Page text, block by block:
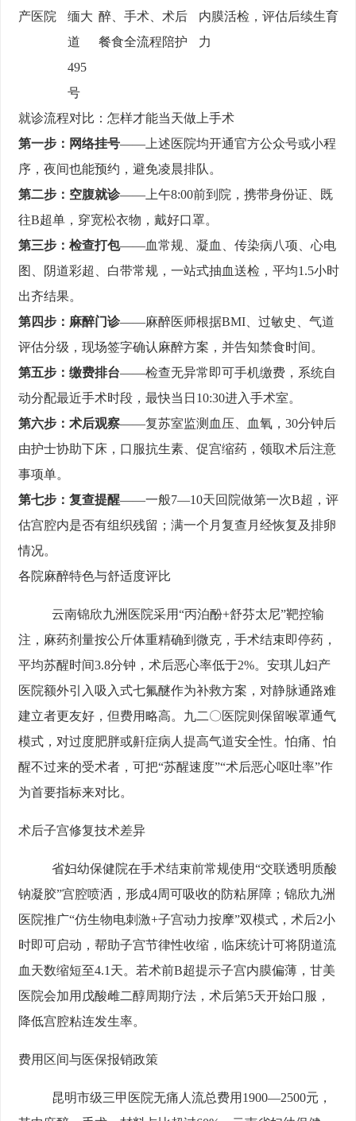
产医院
缅大
道
495
号
醉、手术、术后
餐食全流程陪护
内膜活检，评估后续生育
力
就诊流程对比：怎样才能当天做上手术
第一步：网络挂号——上述医院均开通官方公众号或小程
序，夜间也能预约，避免凌晨排队。
第二步：空腹就诊——上午8:00前到院，携带身份证、既
往B超单，穿宽松衣物，戴好口罩。
第三步：检查打包——血常规、凝血、传染病八项、心电
图、阴道彩超、白带常规，一站式抽血送检，平均1.5小时
出齐结果。
第四步：麻醉门诊——麻醉医师根据BMI、过敏史、气道
评估分级，现场签字确认麻醉方案，并告知禁食时间。
第五步：缴费排台——检查无异常即可手机缴费，系统自
动分配最近手术时段，最快当日10:30进入手术室。
第六步：术后观察——复苏室监测血压、血氧，30分钟后
由护士协助下床，口服抗生素、促宫缩药，领取术后注意
事项单。
第七步：复查提醒——一般7—10天回院做第一次B超，评
估宫腔内是否有组织残留；满一个月复查月经恢复及排卵
情况。
各院麻醉特色与舒适度评比
云南锦欣九洲医院采用“丙泊酚+舒芬太尼”靶控输
注，麻药剂量按公斤体重精确到微克，手术结束即停药，
平均苏醒时间3.8分钟，术后恶心率低于2%。安琪儿妇产
医院额外引入吸入式七氟醚作为补救方案，对静脉通路难
建立者更友好，但费用略高。九二〇医院则保留喉罩通气
模式，对过度肥胖或鼾症病人提高气道安全性。怕痛、怕
醒不过来的受术者，可把“苏醒速度”“术后恶心呕吐率”作
为首要指标来对比。
术后子宫修复技术差异
省妇幼保健院在手术结束前常规使用“交联透明质酸
钠凝胶”宫腔喷洒，形成4周可吸收的防粘屏障；锦欣九洲
医院推广“仿生物电刺激+子宫动力按摩”双模式，术后2小
时即可启动，帮助子宫节律性收缩，临床统计可将阴道流
血天数缩短至4.1天。若术前B超提示子宫内膜偏薄，甘美
医院会加用戊酸雌二醇周期疗法，术后第5天开始口服，
降低宫腔粘连发生率。
费用区间与医保报销政策
昆明市级三甲医院无痛人流总费用1900—2500元，